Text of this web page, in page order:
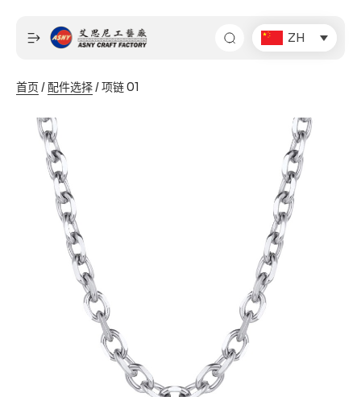
ZH
首页 /配件选择/ 项链 01